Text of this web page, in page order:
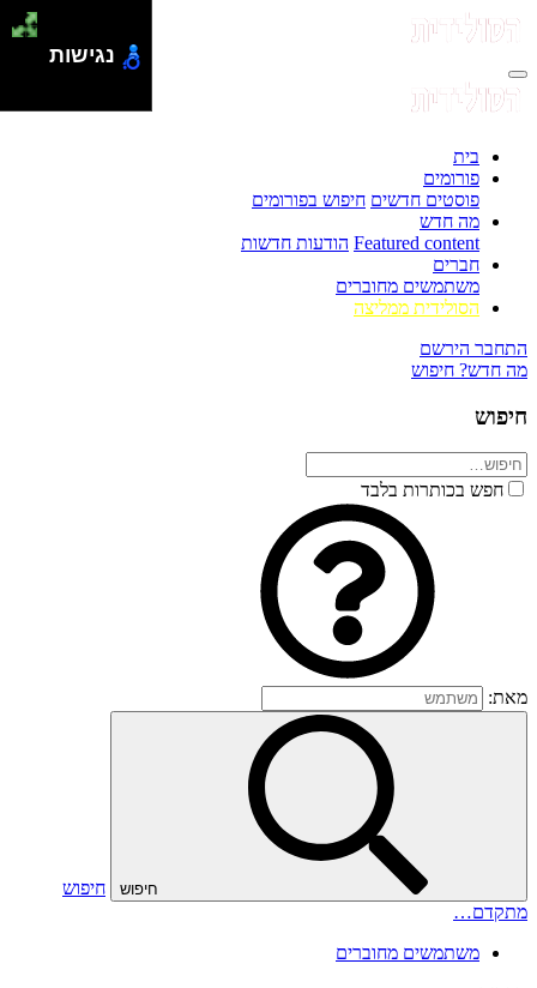
בית
פורומים
פוסטים חדשים חיפוש בפורומים
מה חדש
Featured content הודעות חדשות
חברים
משתמשים מחוברים
הסולידית ממליצה
התחבר הירשם
מה חדש? חיפוש
חיפוש
חפש בכותרות בלבד
מאת:
חיפוש
חיפוש
מתקדם…
משתמשים מחוברים
נגישות